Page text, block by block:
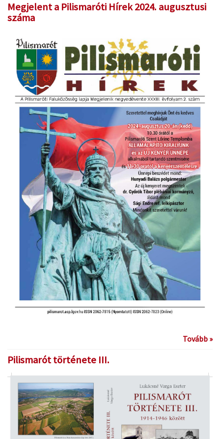
Megjelent a Pilismaróti Hírek 2024. augusztusi
száma
Tovább »
Pilismarót története III.